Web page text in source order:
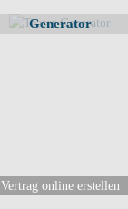
Generator
Vertrag online erstellen